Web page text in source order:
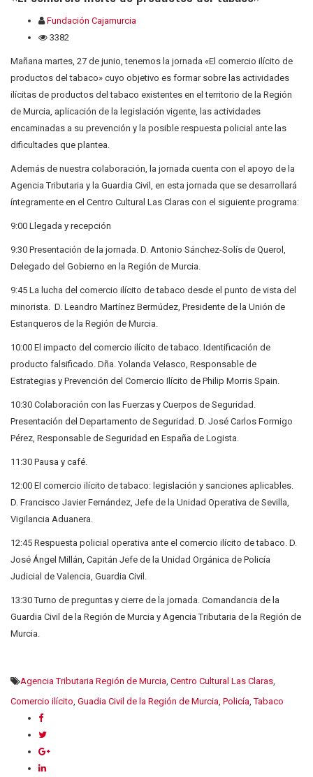
Fundación Cajamurcia
3382
Mañana martes, 27 de junio, tenemos la jornada «El comercio ilícito de
productos del tabaco» cuyo objetivo es formar sobre las actividades
ilícitas de productos del tabaco existentes en el territorio de la Región
de Murcia, aplicación de la legislación vigente, las actividades
encaminadas a su prevención y la posible respuesta policial ante las
dificultades que plantea.
Además de nuestra colaboración, la jornada cuenta con el apoyo de la
Agencia Tributaria y la Guardia Civil, en esta jornada que se desarrollará
íntegramente en el Centro Cultural Las Claras con el siguiente programa:
9:00 Llegada y recepción
9:30 Presentación de la jornada. D. Antonio Sánchez-Solís de Querol,
Delegado del Gobierno en la Región de Murcia.
9:45 La lucha del comercio ilícito de tabaco desde el punto de vista del
minorista. D. Leandro Martínez Bermúdez, Presidente de la Unión de
Estanqueros de la Región de Murcia.
10:00 El impacto del comercio ilícito de tabaco. Identificación de
producto falsificado. Dña. Yolanda Velasco, Responsable de
Estrategias y Prevención del Comercio Ilícito de Philip Morris Spain.
10:30 Colaboración con las Fuerzas y Cuerpos de Seguridad.
Presentación del Departamento de Seguridad. D. José Carlos Formigo
Pérez, Responsable de Seguridad en España de Logista.
11:30 Pausa y café.
12:00 El comercio ilícito de tabaco: legislación y sanciones aplicables.
D. Francisco Javier Fernández, Jefe de la Unidad Operativa de Sevilla,
Vigilancia Aduanera.
12:45 Respuesta policial operativa ante el comercio ilícito de tabaco. D.
José Ángel Millán, Capitán Jefe de la Unidad Orgánica de Policía
Judicial de Valencia, Guardia Civil.
13:30 Turno de preguntas y cierre de la jornada. Comandancia de la
Guardia Civil de la Región de Murcia y Agencia Tributaria de la Región de
Murcia.
Agencia Tributaria Región de Murcia, Centro Cultural Las Claras,
Comercio ilícito, Guadia Civil de la Región de Murcia, Policía,Tabaco